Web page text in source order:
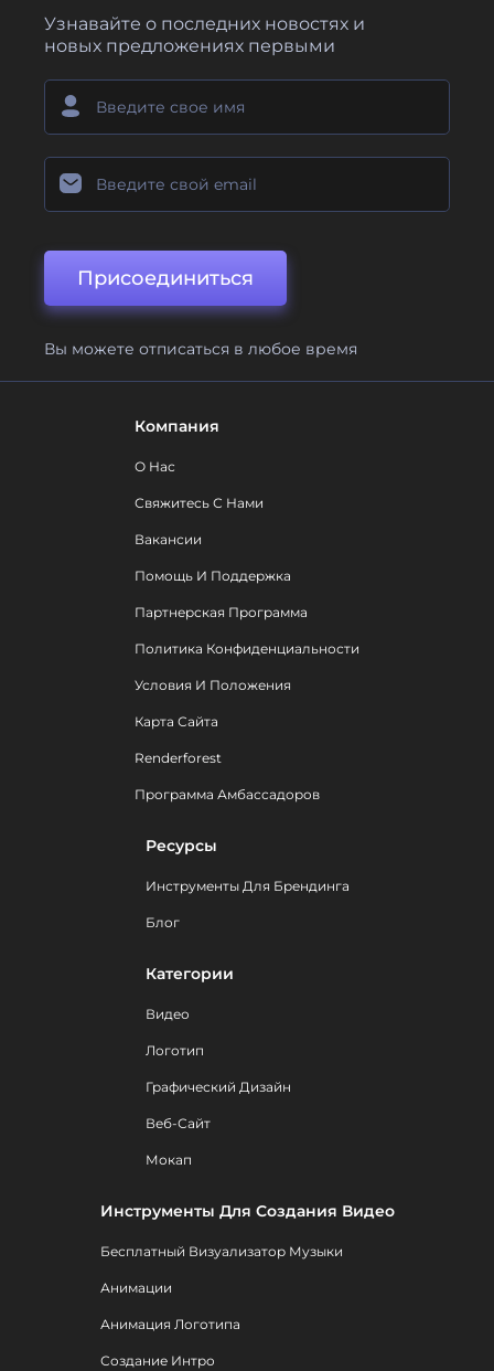
Узнавайте о последних новостях и
новых предложениях первыми
Присоединиться
Вы можете отписаться в любое время
Компания
О Нас
Свяжитесь С Нами
Вакансии
Помощь И Поддержка
Партнерская Программа
Политика Конфиденциальности
Условия И Положения
Карта Сайта
Renderforest
Программа Амбассадоров
Ресурсы
Инструменты Для Брендинга
Блог
Категории
Видео
Логотип
Графический Дизайн
Веб-Сайт
Мокап
Инструменты Для Создания Видео
Бесплатный Визуализатор Музыки
Анимации
Анимация Логотипа
Создание Интро